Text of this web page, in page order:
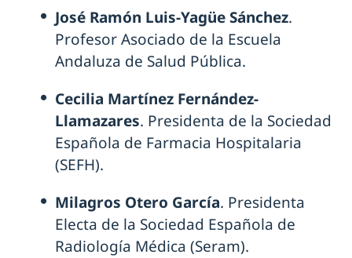
José Ramón Luis-Yagüe Sánchez.
Profesor Asociado de la Escuela
Andaluza de Salud Pública.
Cecilia Martínez Fernández-
Llamazares. Presidenta de la Sociedad
Española de Farmacia Hospitalaria
(SEFH).
Milagros Otero García. Presidenta
Electa de la Sociedad Española de
Radiología Médica (Seram).